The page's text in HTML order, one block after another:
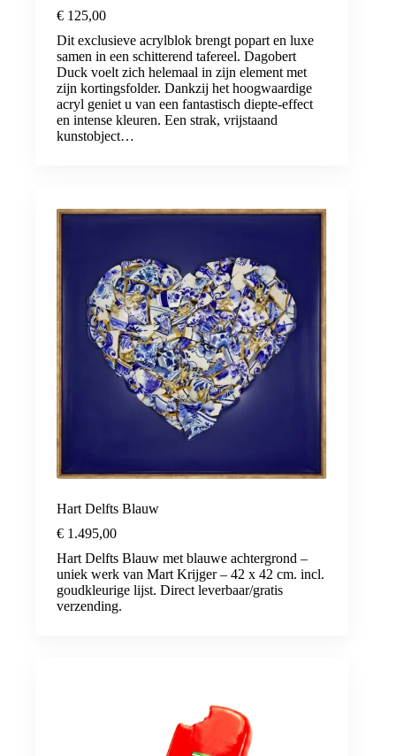
€ 125,00
Dit exclusieve acrylblok brengt popart en luxe
samen in een schitterend tafereel. Dagobert
Duck voelt zich helemaal in zijn element met
zijn kortingsfolder. Dankzij het hoogwaardige
acryl geniet u van een fantastisch diepte-effect
en intense kleuren. Een strak, vrijstaand
kunstobject…
Hart Delfts Blauw
€ 1.495,00
Hart Delfts Blauw met blauwe achtergrond –
uniek werk van Mart Krijger – 42 x 42 cm. incl.
goudkleurige lijst. Direct leverbaar/gratis
verzending.